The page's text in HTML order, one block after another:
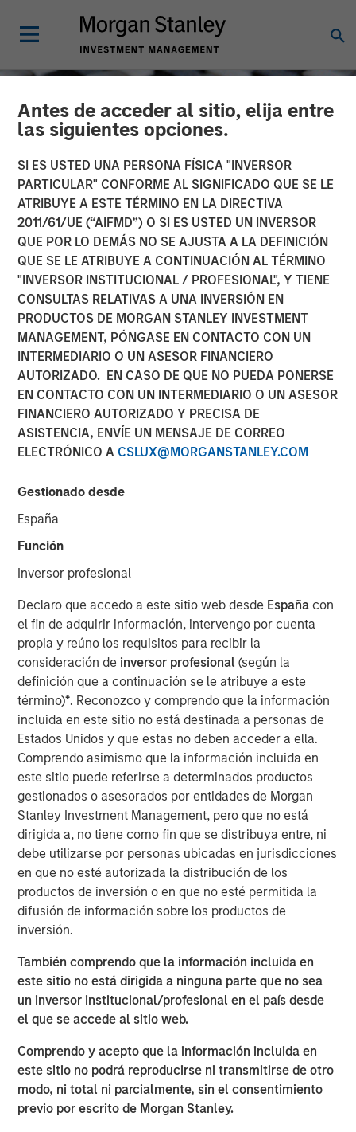
Antes de acceder al sitio, elija entre
las siguientes opciones.
SI ES USTED UNA PERSONA FÍSICA "INVERSOR
PARTICULAR" CONFORME AL SIGNIFICADO QUE SE LE
ATRIBUYE A ESTE TÉRMINO EN LA DIRECTIVA
2011/61/UE (“AIFMD”) O SI ES USTED UN INVERSOR
QUE POR LO DEMÁS NO SE AJUSTA A LA DEFINICIÓN
QUE SE LE ATRIBUYE A CONTINUACIÓN AL TÉRMINO
"INVERSOR INSTITUCIONAL / PROFESIONAL", Y TIENE
CONSULTAS RELATIVAS A UNA INVERSIÓN EN
PRODUCTOS DE MORGAN STANLEY INVESTMENT
MANAGEMENT, PÓNGASE EN CONTACTO CON UN
INTERMEDIARIO O UN ASESOR FINANCIERO
AUTORIZADO. EN CASO DE QUE NO PUEDA PONERSE
EN CONTACTO CON UN INTERMEDIARIO O UN ASESOR
FINANCIERO AUTORIZADO Y PRECISA DE
ASISTENCIA, ENVÍE UN MENSAJE DE CORREO
ELECTRÓNICO A CSLUX@MORGANSTANLEY.COM
Gestionado desde
España
Función
Inversor profesional
Declaro que accedo a este sitio web desde España con
el fin de adquirir información, intervengo por cuenta
propia y reúno los requisitos para recibir la
consideración de inversor profesional(según la
definición que a continuación se le atribuye a este
término)*. Reconozco y comprendo que la información
incluida en este sitio no está destinada a personas de
Estados Unidos y que estas no deben acceder a ella.
Comprendo asimismo que la información incluida en
este sitio puede referirse a determinados productos
gestionados o asesorados por entidades de Morgan
Stanley Investment Management, pero que no está
dirigida a, no tiene como fin que se distribuya entre, ni
debe utilizarse por personas ubicadas en jurisdicciones
en que no esté autorizada la distribución de los
productos de inversión o en que no esté permitida la
difusión de información sobre los productos de
inversión.
También comprendo que la información incluida en
este sitio no está dirigida a ninguna parte que no sea
un inversor institucional/profesional en el país desde
el que se accede al sitio web.
Comprendo y acepto que la información incluida en
este sitio no podrá reproducirse ni transmitirse de otro
modo, ni total ni parcialmente, sin el consentimiento
previo por escrito de Morgan Stanley.
CONSILIENT OBSERVER INSIGHTS
Return on Invested Capital
06 OCTUBRE 2022
The Authors
Michael Mauboussin
Dan Callahan, CFA
Vice President
How to Calculate ROIC and Handle Common Issues
Return on invested capital (ROIC) is a financial
metric that can help one assess whether a
company is creating value with its investments.
We discuss how to calculate ROIC and explain how
it is connected to free cash flow, economic profit,
and growth.
We work through some of the practical challenges
in estimating it properly, present empirical data, and
review how the introduction of intangible
investments can reshape the figures.
We illuminate these ideas through a case study,
show how ROIC can guide strategic analysis, and
Descargar PDF
Counterpoint Global
Counterpoint Global’s culture fosters collaboration,
creativity, continued development and differentiated
thinking.